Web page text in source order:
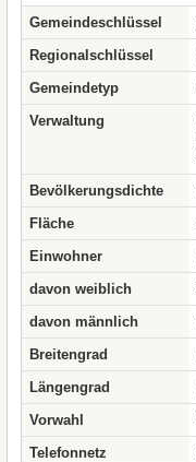
Gemeindeschlüssel
Regionalschlüssel
Gemeindetyp
Verwaltung
Bevölkerungsdichte
Fläche
Einwohner
davon weiblich
davon männlich
Breitengrad
Längengrad
Vorwahl
Telefonnetz